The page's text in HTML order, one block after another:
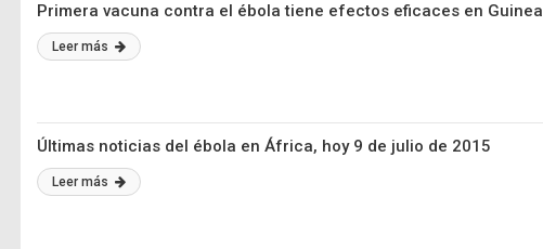
Primera vacuna contra el ébola tiene efectos eficaces en Guinea
Leer más
Últimas noticias del ébola en África, hoy 9 de julio de 2015
Leer más